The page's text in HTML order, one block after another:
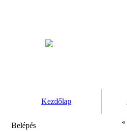
Kezdőlap
Belépés
«